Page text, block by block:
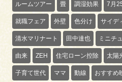
ルームツアー 畳 調湿効果 7月
就職フェア 外壁 色分け サイデ
清水マリナート 田中達也 ミニチ
由来 ZEH 住宅ローン控除 太陽
子育て世代 ママ 動線 おすすめ